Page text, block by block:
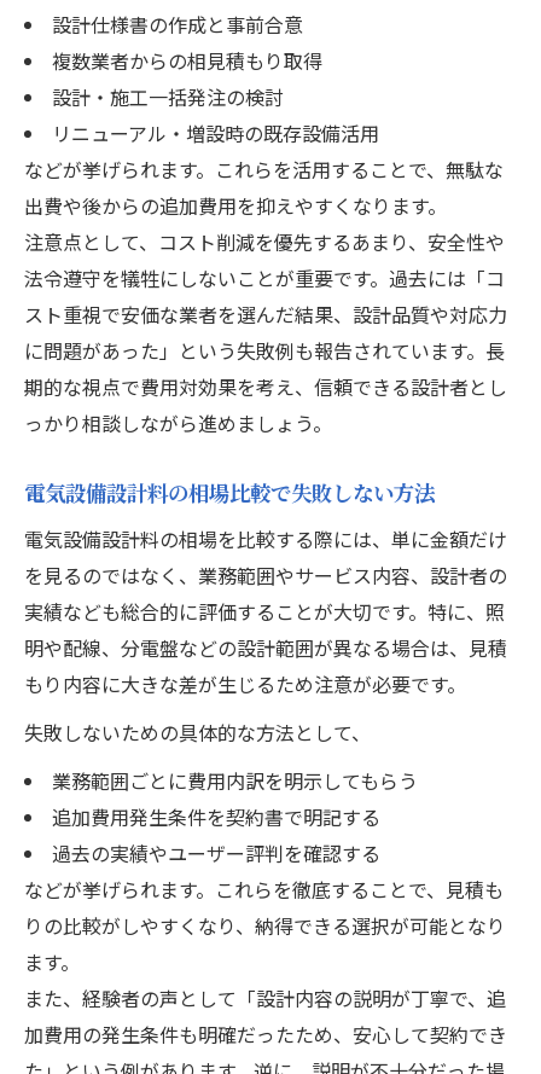
設計仕様書の作成と事前合意
複数業者からの相見積もり取得
設計・施工一括発注の検討
リニューアル・増設時の既存設備活用
などが挙げられます。これらを活用することで、無駄な
出費や後からの追加費用を抑えやすくなります。
注意点として、コスト削減を優先するあまり、安全性や
法令遵守を犠牲にしないことが重要です。過去には「コ
スト重視で安価な業者を選んだ結果、設計品質や対応力
に問題があった」という失敗例も報告されています。長
期的な視点で費用対効果を考え、信頼できる設計者とし
っかり相談しながら進めましょう。
電気設備設計料の相場比較で失敗しない方法
電気設備設計料の相場を比較する際には、単に金額だけ
を見るのではなく、業務範囲やサービス内容、設計者の
実績なども総合的に評価することが大切です。特に、照
明や配線、分電盤などの設計範囲が異なる場合は、見積
もり内容に大きな差が生じるため注意が必要です。
失敗しないための具体的な方法として、
業務範囲ごとに費用内訳を明示してもらう
追加費用発生条件を契約書で明記する
過去の実績やユーザー評判を確認する
などが挙げられます。これらを徹底することで、見積も
りの比較がしやすくなり、納得できる選択が可能となり
ます。
また、経験者の声として「設計内容の説明が丁寧で、追
加費用の発生条件も明確だったため、安心して契約でき